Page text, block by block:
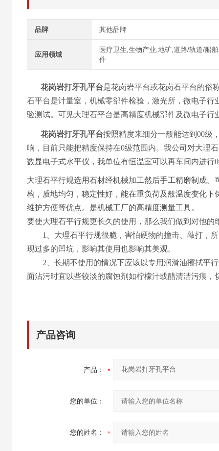
品牌 其他品牌
应用领域
医疗卫生,生物产业,地矿,道路/轨道/船
件
花岗岩打牙孔平台是花岗岩平台或花岗石平台的俗
石平台是计量室，机械零部件检验，激光所，微电子
验测试。可见大理石平台是高精度机械部件及微电子行
花岗岩打牙孔平台按照精度来细分一般能达到00级
响，目前只能把精度保持在0级范围内。我公司对大理
数显电子式水平仪，我单位有恒温室可以再车间内进行
大理石平行规选用石材经机械加工然后手工精磨制成
构，质地均匀，稳定性好，能在重负荷及般温度变化
维护方便等优点。是机械工厂的高精度测量工具。
要使大理石平行规更长久的使用，那么我们做到对他
1、大理石平行规很脆，害怕硬物的撞击、敲打，所
现过多的凹坑，影响其使用也影响其美观。
2、长期不使用的情况下应该以专用润滑油擦拭平行
面沾污时宜以些较淡的腐蚀剂如柠檬汁或醋清洁污痕
产品咨询
产品：
您的单位：
您的姓名：